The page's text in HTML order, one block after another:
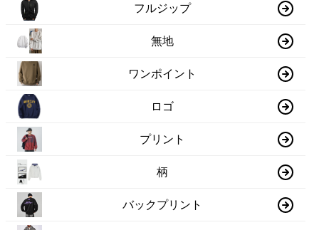
フルジップ
無地
ワンポイント
ロゴ
プリント
柄
バックプリント